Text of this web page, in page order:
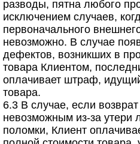
разводы, пятна любого
исключением случаев,
первоначального
невозможно. В случае
дефектов, возникших в
товара Клиентом,
оплачивает штраф,
товара.
6.3 В случае, если
невозможным из-за утери
поломки, Клиент